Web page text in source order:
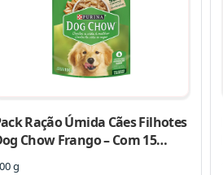
Ração Úmida Cães Filhotes
Chow Frango – Com 15
g